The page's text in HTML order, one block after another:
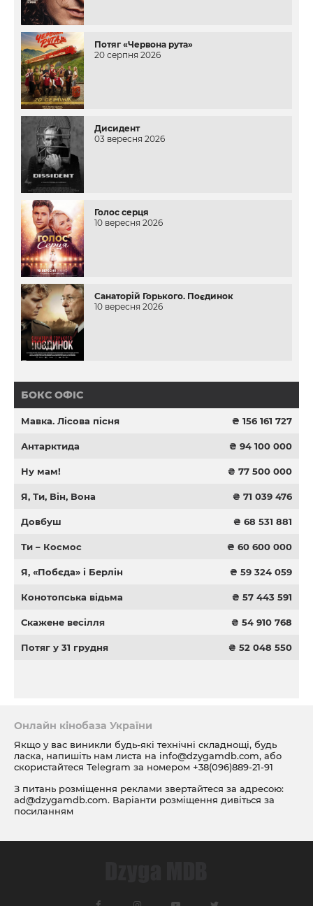
Потяг «Червона рута»
20 серпня 2026
Дисидент
03 вересня 2026
Голос серця
10 вересня 2026
Санаторій Горького. Поєдинок
10 вересня 2026
БОКС ОФІС
Мавка. Лісова пісня ₴ 156 161 727
Антарктида ₴ 94 100 000
Ну мам! ₴ 77 500 000
Я, Ти, Він, Вона ₴ 71 039 476
Довбуш ₴ 68 531 881
Ти – Космос ₴ 60 600 000
Я, «Побєда» і Берлін ₴ 59 324 059
Конотопська відьма ₴ 57 443 591
Скажене весілля ₴ 54 910 768
Потяг у 31 грудня ₴ 52 048 550
Онлайн кінобаза України
Якщо у вас виникли будь-які технічні складнощі, будь
ласка, напишіть нам листа на info@dzygamdb.com, або
скористайтеся Telegram за номером +38(096)889-21-91
З питань розміщення реклами звертайтеся за адресою:
ad@dzygamdb.com. Варіанти розміщення дивіться за
посиланням